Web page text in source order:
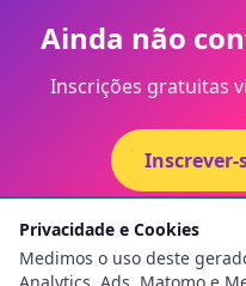
Ainda não
Inscrições gratuitas
Inscrever-
Privacidade e Cookies
Medimos o uso deste